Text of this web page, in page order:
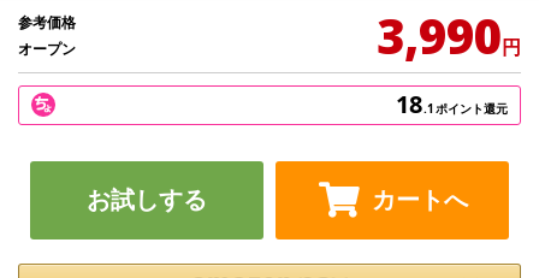
参考価格
オープン
3,990円
18.1ポイント還元
お試しする カートへ